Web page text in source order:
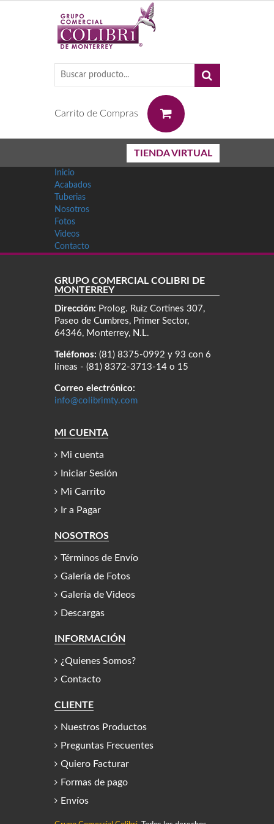
Carrito de Compras
TIENDA VIRTUAL
Inicio
Acabados
Tuberias
Nosotros
Fotos
Videos
Contacto
GRUPO COMERCIAL COLIBRÍ DE
MONTERREY
Dirección: Prolog. Ruiz Cortines 307,
Paseo de Cumbres, Primer Sector,
64346, Monterrey, N.L.
Teléfonos: (81) 8375-0992 y 93 con 6
líneas - (81) 8372-3713-14 o 15
Correo electrónico:
info@colibrimty.com
MI CUENTA
Mi cuenta
Iniciar Sesión
Mi Carrito
Ir a Pagar
NOSOTROS
Términos de Envío
Galería de Fotos
Galería de Videos
Descargas
INFORMACIÓN
¿Quienes Somos?
Contacto
CLIENTE
Nuestros Productos
Preguntas Frecuentes
Quiero Facturar
Formas de pago
Envíos